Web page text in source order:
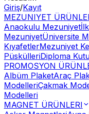
Giriş/Kayıt
MEZUNIYET
Anaokulu Mezuniyet
MezuniyetÜniversite
KıyafetlerMezuniyet
PüskülleriDiploma
PROMOSYON
Albüm PlaketAraç
ModelleriÇakmak
Modelleri
MAGNET ÜRÜNLERI